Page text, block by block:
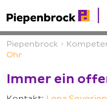
Piepenbrock ›
Ohr
Immer ein